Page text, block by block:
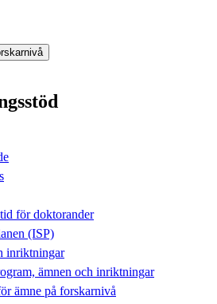
för doktorander
(ISP)
inriktningar
ämnen och inriktningar
ämne på forskarnivå